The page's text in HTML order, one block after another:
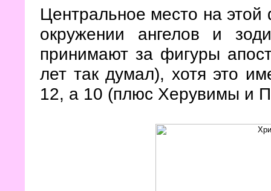
Центральное место на
окружении ангелов и
принимают за фигуры
лет так думал), хотя это
12, а 10 (плюс Херувимы и